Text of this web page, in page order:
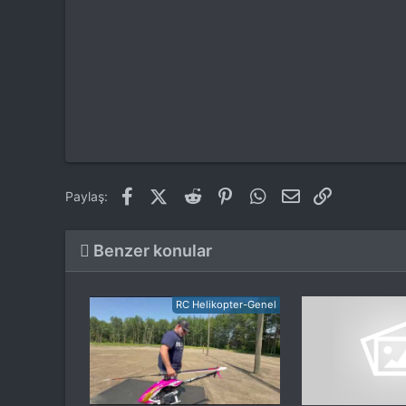
Paylaş: FacebookX (Twitter)
Reddit PinterestWhatsApp
E-posta
Benzer konular
RC Helikopter-Genel